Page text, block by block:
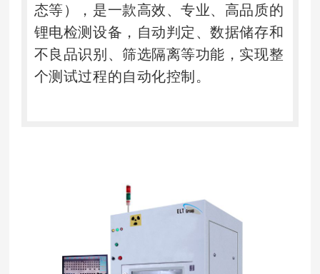
态等），是一款高效、专业、高品质的
锂电检测设备，自动判定、数据储存和
不良品识别、筛选隔离等功能，实现整
个测试过程的自动化控制。